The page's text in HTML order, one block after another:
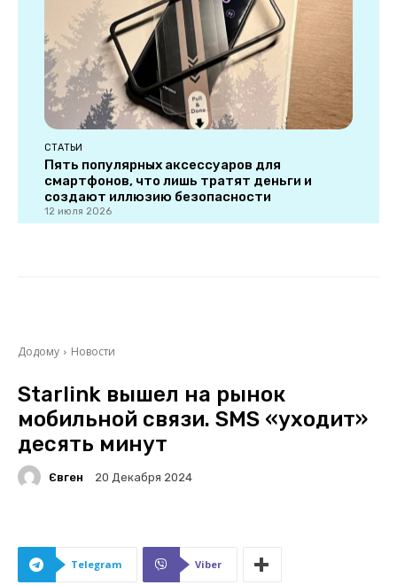
СТАТЬИ
Пять популярных аксессуаров для
смартфонов, что лишь тратят деньги и
создают иллюзию безопасности
12 июля 2026